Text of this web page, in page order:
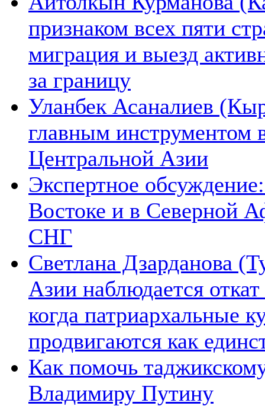
признаком всех пяти
миграция и выезд
за границу
Уланбек Асаналиев
главным инструментом
Центральной Азии
Экспертное
Востоке и в Северной
СНГ
Светлана Дзарданова
Азии наблюдается
когда патриархальные
продвигаются как
Как помочь
Владимиру Путину